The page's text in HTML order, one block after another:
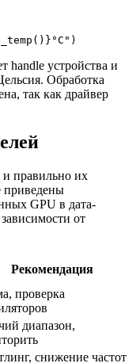
handle устройства и
Обработка
так как драйвер
правильно их
приведены
GPU в дата-
от
Рекомендация
проверка
диапазон,
снижение частот